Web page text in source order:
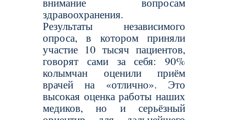
здравоохранения.
Результаты независимого
опроса, в котором приняли
участие 10 тысяч пациентов,
говорят сами за себя: 90%
колымчан оценили приём
врачей на «отлично». Это
высокая оценка работы наших
медиков, но и серьёзный